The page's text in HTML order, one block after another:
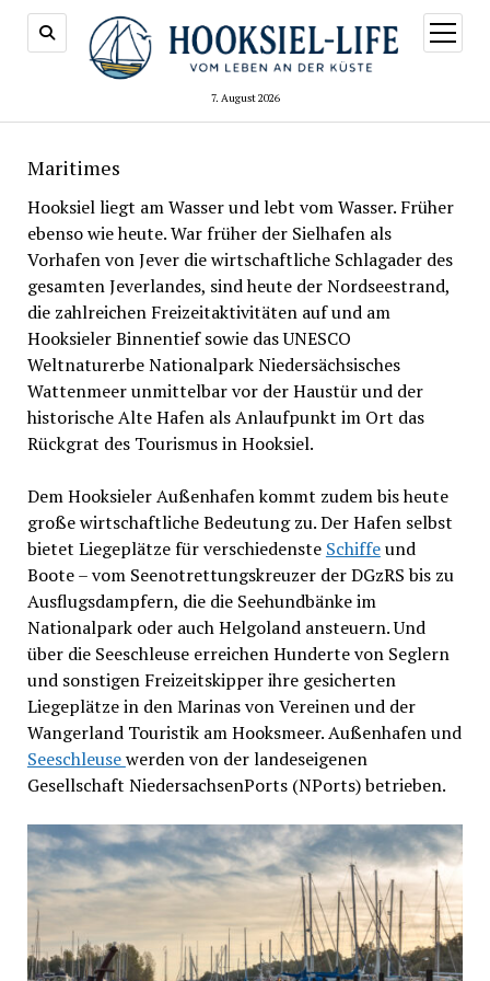
7. August 2026
Menü
öffnen
Maritimes
Hooksiel liegt am Wasser und lebt vom Wasser. Früher
ebenso wie heute. War früher der Sielhafen als
Vorhafen von Jever die wirtschaftliche Schlagader des
gesamten Jeverlandes, sind heute der Nordseestrand,
die zahlreichen Freizeitaktivitäten auf und am
Hooksieler Binnentief sowie das UNESCO
Weltnaturerbe Nationalpark Niedersächsisches
Wattenmeer unmittelbar vor der Haustür und der
historische Alte Hafen als Anlaufpunkt im Ort das
Rückgrat des Tourismus in Hooksiel.
Dem Hooksieler Außenhafen kommt zudem bis heute
große wirtschaftliche Bedeutung zu. Der Hafen selbst
bietet Liegeplätze für verschiedenste Schiffeund
Boote – vom Seenotrettungskreuzer der DGzRS bis zu
Ausflugsdampfern, die die Seehundbänke im
Nationalpark oder auch Helgoland ansteuern. Und
über die Seeschleuse erreichen Hunderte von Seglern
und sonstigen Freizeitskipper ihre gesicherten
Liegeplätze in den Marinas von Vereinen und der
Wangerland Touristik am Hooksmeer. Außenhafen und
Seeschleusewerden von der landeseigenen
Gesellschaft NiedersachsenPorts (NPorts) betrieben.